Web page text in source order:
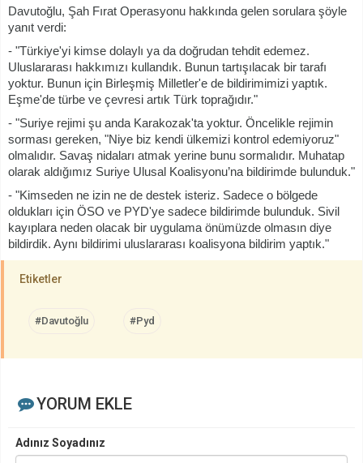
Davutoğlu, Şah Fırat Operasyonu hakkında gelen sorulara şöyle
yanıt verdi:
- "Türkiye'yi kimse dolaylı ya da doğrudan tehdit edemez.
Uluslararası hakkımızı kullandık. Bunun tartışılacak bir tarafı
yoktur. Bunun için Birleşmiş Milletler'e de bildirimimizi yaptık.
Eşme'de türbe ve çevresi artık Türk toprağıdır."
- "Suriye rejimi şu anda Karakozak'ta yoktur. Öncelikle rejimin
sorması gereken, "Niye biz kendi ülkemizi kontrol edemiyoruz"
olmalıdır. Savaş nidaları atmak yerine bunu sormalıdır. Muhatap
olarak aldığımız Suriye Ulusal Koalisyonu’na bildirimde bulunduk."
- "Kimseden ne izin ne de destek isteriz. Sadece o bölgede
oldukları için ÖSO ve PYD'ye sadece bildirimde bulunduk. Sivil
kayıplara neden olacak bir uygulama önümüzde olmasın diye
bildirdik. Aynı bildirimi uluslararası koalisyona bildirim yaptık."
Etiketler
#Davutoğlu #Pyd
YORUM EKLE
Adınız Soyadınız